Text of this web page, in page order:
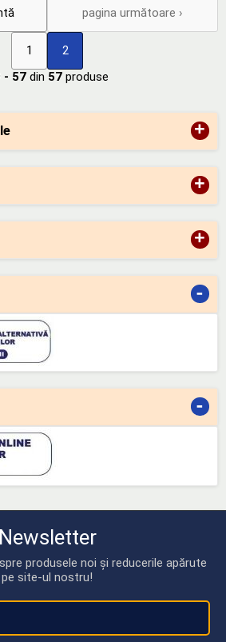
+
+
+
-
-
1 2
pagina următoare ›
- 57din 57produse
Newsletter
produsele noi și reducerile apărute
pe site-ul nostru!